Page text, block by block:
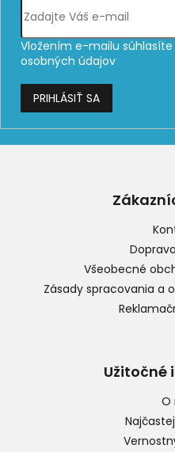
Vložením e-mailu súhlasíte
osobných údajov
PRIHLÁSIŤ SA
Všeobecné
Zásady spracovania a
Užitočné
O